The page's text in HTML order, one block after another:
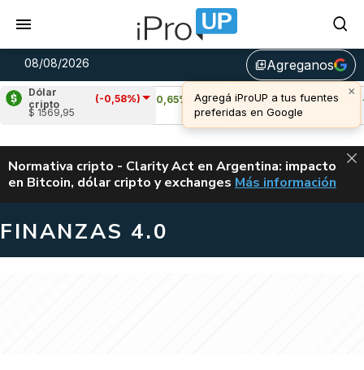
08/08/2026 library_addAgreganos
Dólar
cripto
(-0,58%)
$ 1569,95
Cardano (0,65%)
u$s 0,20
Avalanche (1,51%)
u$s 6,54
ALERTA
Normativa cripto - Clarity Act en Argentina: impacto
en Bitcoin, dólar cripto y exchanges CLARITY ACT EN
Más información
FINANZAS 4.0